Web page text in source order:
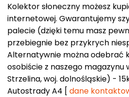
Kolektor słoneczny możesz
internetowej. Gwarantujemy
palecie (dzięki temu masz
przebiegnie bez przykrych
Alternatywnie można odebrać
osobiście z naszego magazynu
Strzelina, woj. dolnośląskie) -
Autostrady A4 [ dane